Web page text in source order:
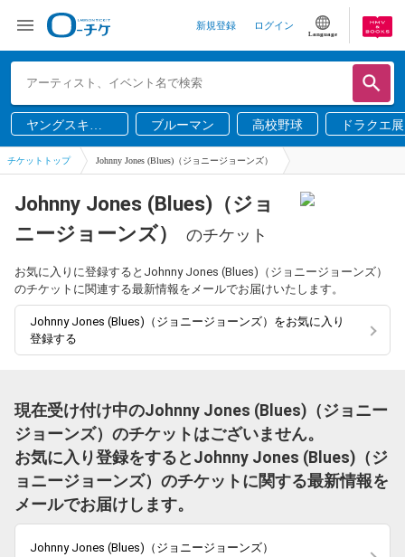
新規登録 ログイン
Language
ヤングスキニ
ー
ブルーマン 高校野球 ドラクエ展
チケットトップ Johnny Jones (Blues)（ジョニージョーンズ）
Johnny Jones (Blues)（ジョ
ニージョーンズ）
のチケット
お気に入りに登録するとJohnny Jones (Blues)（ジョニージョーンズ）
のチケットに関連する最新情報をメールでお届けいたします。
Johnny Jones (Blues)（ジョニージョーンズ）をお気に入り
登録する
現在受け付け中のJohnny Jones (Blues)（ジョニー
ジョーンズ）のチケットはございません。
お気に入り登録をするとJohnny Jones (Blues)（ジ
ョニージョーンズ）のチケットに関する最新情報を
メールでお届けします。
Johnny Jones (Blues)（ジョニージョーンズ）